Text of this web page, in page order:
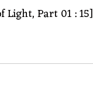
Light, Part 01 : 15]